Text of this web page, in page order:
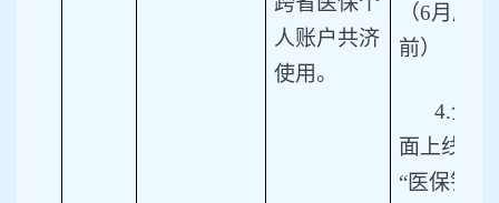
人账户共济
使用。
（6月底
前）
4.全
面上线
“医保钱